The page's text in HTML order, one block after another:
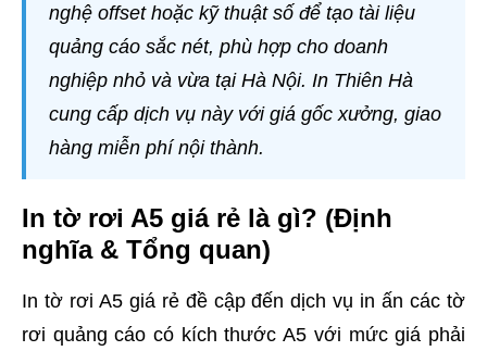
nghệ offset hoặc kỹ thuật số để tạo tài liệu
quảng cáo sắc nét, phù hợp cho doanh
nghiệp nhỏ và vừa tại Hà Nội. In Thiên Hà
cung cấp dịch vụ này với giá gốc xưởng, giao
hàng miễn phí nội thành.
In tờ rơi A5 giá rẻ là gì? (Định
nghĩa & Tổng quan)
In tờ rơi A5 giá rẻ đề cập đến dịch vụ in ấn các tờ
rơi quảng cáo có kích thước A5 với mức giá phải